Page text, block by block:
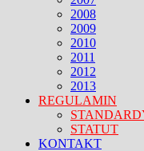
2008
2009
2010
2011
2012
2013
REGULAMIN
STATUT
KONTAKT